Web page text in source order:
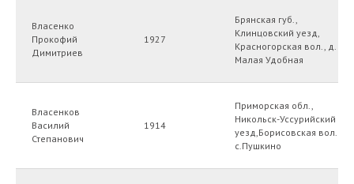
Власенко
Прокофий
Димитриев
1927
Брянская губ.,
Клинцовский уезд,
Красногорская вол., д.
Малая Удобная
Власенков
Василий
Степанович
1914
Приморская обл.,
Никольск-Уссурийский
уезд,Борисовская вол.,
с.Пушкино
ИП Князева Надежда Сергеевна
ИНН 250908107147
2025г. Все права защищены